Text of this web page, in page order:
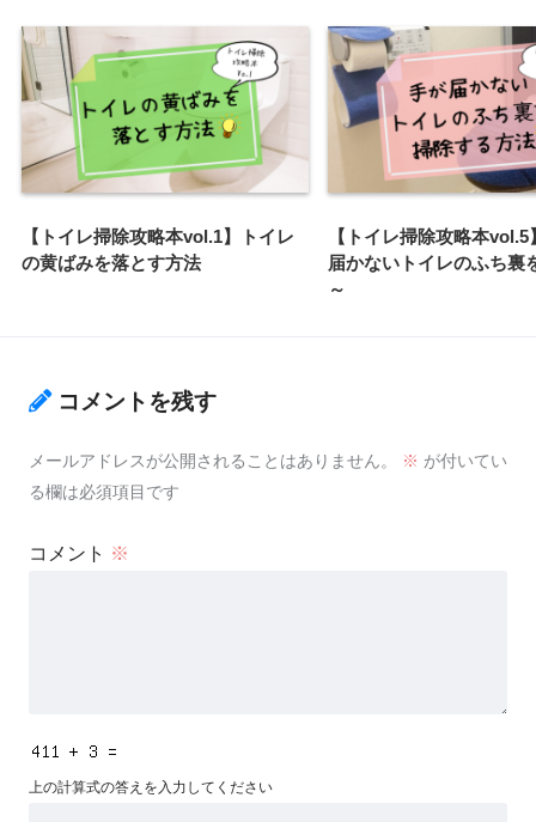
【トイレ掃除攻略本vol.1】トイレ
の黄ばみを落とす方法
【トイレ掃除攻略本vol.5
届かないトイレのふち裏
～
コメントを残す
メールアドレスが公開されることはありません。 ※ が付いてい
る欄は必須項目です
コメント ※
上の計算式の答えを入力してください